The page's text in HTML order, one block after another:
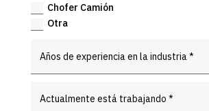
Chofer Camión
Otra